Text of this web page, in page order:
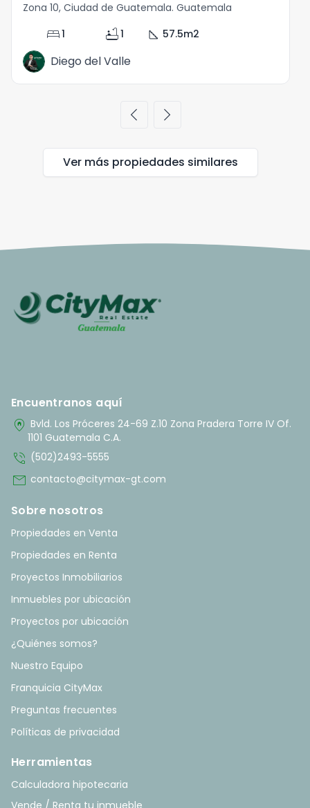
Zona 10, Ciudad de Guatemala. Guatemala
bed1 bathtub1 square_foot 57.5m2
Diego del Valle
chevron_left chevron_right
Ver más propiedades similares
Encuentranos aquí
home_pin Bvld. Los Próceres 24-69 Z.10 Zona Pradera Torre IV Of.
1101 Guatemala C.A.
phone_in_talk (502)2493-5555
mail contacto@citymax-gt.com
Sobre nosotros
Propiedades en Venta
Propiedades en Renta
Proyectos Inmobiliarios
Inmuebles por ubicación
Proyectos por ubicación
¿Quiénes somos?
Nuestro Equipo
Franquicia CityMax
Preguntas frecuentes
Políticas de privacidad
Herramientas
Calculadora hipotecaria